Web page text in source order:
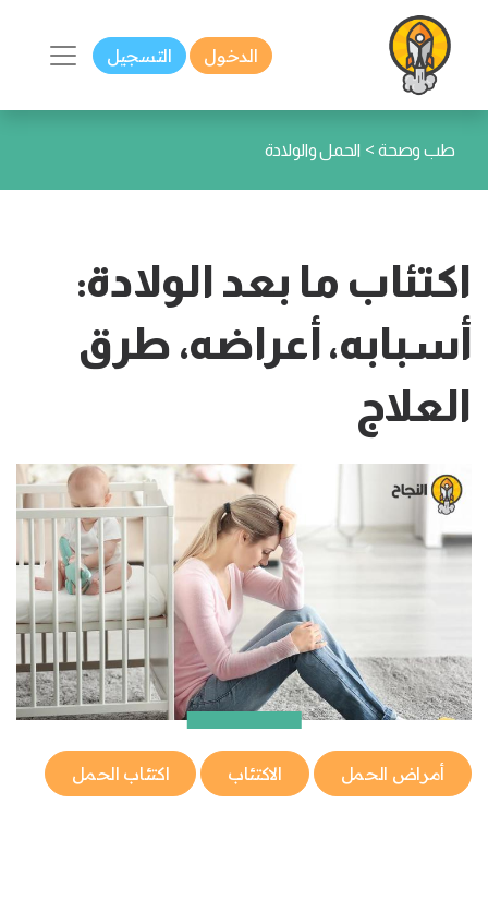
الدخول التسجيل
طب وصحة > الحمل والولادة
اكتئاب ما بعد الولادة:
أسبابه، أعراضه، طرق
العلاج
أمراض الحمل الاكتئاب اكتئاب الحمل